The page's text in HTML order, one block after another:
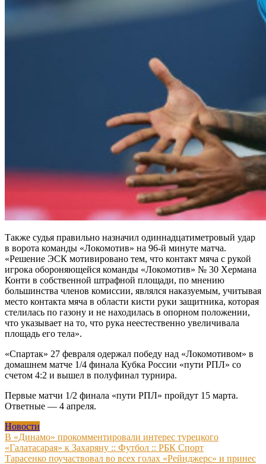
Также судья правильно назначил одиннадцатиметровый удар
в ворота команды «Локомотив» на 96-й минуте матча.
«Решение ЭСК мотивировано тем, что контакт мяча с рукой
игрока обороняющейся команды «Локомотив» № 30 Хермана
Конти в собственной штрафной площади, по мнению
большинства членов комиссии, являлся наказуемым, учитывая
место контакта мяча в области кисти руки защитника, которая
стелилась по газону и не находилась в опорном положении,
что указывает на то, что рука неестественно увеличивала
площадь его тела».
«Спартак» 27 февраля одержал победу над «Локомотивом» в
домашнем матче 1/4 финала Кубка России «пути РПЛ» со
счетом 4:2 и вышел в полуфинал турнира.
Первые матчи 1/2 финала «пути РПЛ» пройдут 15 марта.
Ответные — 4 апреля.
Новости
Навигация
по
В «Динамо» прокомментировали интерес турецкого
«Галатасарая» к Захаряну :: Футбол :: РБК Спорт
Тарасенко поучаствовал во всех голах «Рейнджерс» и принес